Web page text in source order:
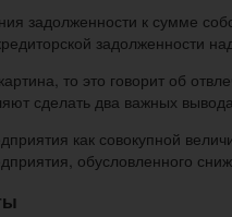
задолженности к сумме
задолженности
то это говорит об
сделать два важных
как совокупной
обусловленного